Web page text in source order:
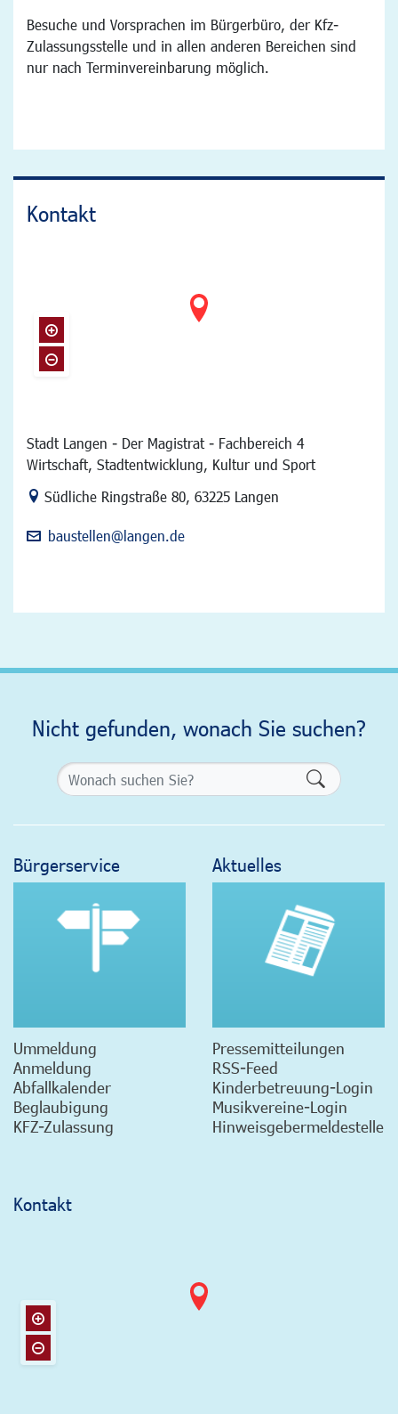
Besuche und Vorsprachen im Bürgerbüro, der Kfz-
Zulassungsstelle und in allen anderen Bereichen sind
nur nach Terminvereinbarung möglich.
Kontakt
Stadt Langen - Der Magistrat - Fachbereich 4
Wirtschaft, Stadtentwicklung, Kultur und Sport
Link zur Google-Maps Navigation
Südliche Ringstraße 80, 63225 Langen
baustellen@langen.de
Nicht gefunden, wonach Sie suchen?
Bürgerservice
Ummeldung
Anmeldung
Abfallkalender
Beglaubigung
KFZ-Zulassung
Aktuelles
Pressemitteilungen
RSS-Feed
Kinderbetreuung-Login
Musikvereine-Login
Hinweisgebermeldestelle
Kontakt